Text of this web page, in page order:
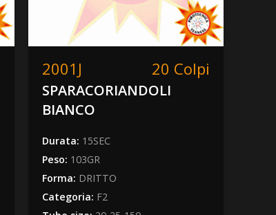
2001J 20 Colpi
SPARACORIANDOLI
BIANCO
Durata: 15SEC
Peso: 103GR
Forma: DRITTO
Categoria: F2